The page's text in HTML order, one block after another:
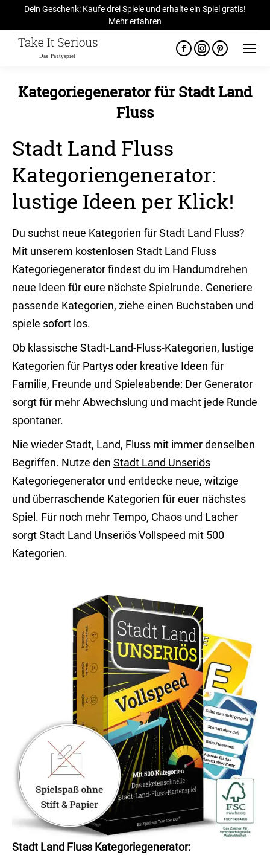
Dein Geschenk: Kaufe drei Spiele und erhalte ein Spiel gratis!
Mehr erfahren
Facebook
opens
Instagram
opens
Pinterest
opens
Kategoriegenerator für Stadt Land
Fluss
Stadt Land Fluss
Kategoriengenerator:
lustige Ideen per Klick!
Du suchst neue Kategorien für Stadt Land Fluss?
Mit unserem kostenlosen Stadt Land Fluss
Kategoriegenerator findest du im Handumdrehen
neue Ideen für eure nächste Spielrunde. Generiere
passende Kategorien, ziehe einen Buchstaben und
spiele sofort los.
Ob klassische Stadt-Land-Fluss-Kategorien, lustige
Kategorien für Partys oder kreative Ideen für
Familie, Freunde und Spieleabende: Der Generator
sorgt für mehr Abwechslung und macht jede Runde
spontaner.
Nie wieder Stadt, Land, Fluss mit immer denselben
Begriffen. Nutze den Stadt Land Unseriös
Kategoriegenerator und entdecke neue, witzige
und überraschende Kategorien für euer nächstes
Spiel. Für noch mehr Tempo, Chaos und Lacher
sorgtStadt Land Unseriös Vollspeed mit 500
Kategorien.
Stadt Land Fluss Kategoriegenerator: